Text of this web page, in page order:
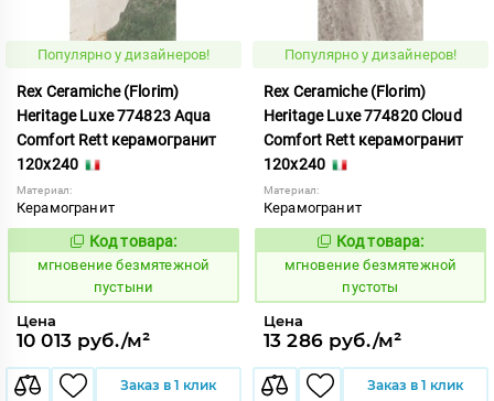
Популярно у дизайнеров!
Rex Ceramiche (Florim)
Heritage Luxe 774823 Aqua
Comfort Rett керамогранит
120x240
Материал:
Керамогранит
938075
Код товара:
мгновение безмятежной
пустыни
Цена
10 013 руб./м²
Заказ в 1 клик
Популярно у дизайнеров!
Rex Ceramiche (Florim)
Heritage Luxe 774820 Cloud
Comfort Rett керамогранит
120x240
Материал:
Керамогранит
938074
Код товара:
мгновение безмятежной
пустоты
Цена
13 286 руб./м²
Заказ в 1 клик